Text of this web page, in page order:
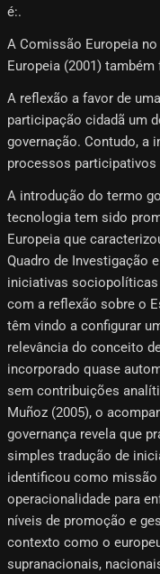
é:.
A Comissão Europeia
Europeia (2001)
A reflexão a favor de
participação cidadã um
governação. Contudo, a
processos participativos
A introdução do termo
tecnologia tem sido
Europeia que
Quadro de Investigação
iniciativas sociopolíticas
com a reflexão sobre o
têm vindo a configurar
relevância do conceito
incorporado quase
sem contribuições
Muñoz (2005), o
governança revela que
simples tradução de
identificou como
operacionalidade para
níveis de promoção e
contexto como o
supranacionais,